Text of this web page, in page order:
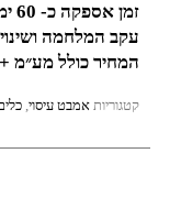
זמן אספקה כ- 60 ימי עסקים
עקב המלחמה ושינוי
המחיר כולל מע״מ
קטגוריות אמבט עיסוי,כלים